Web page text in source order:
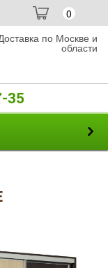
0
по Москве и
области
35